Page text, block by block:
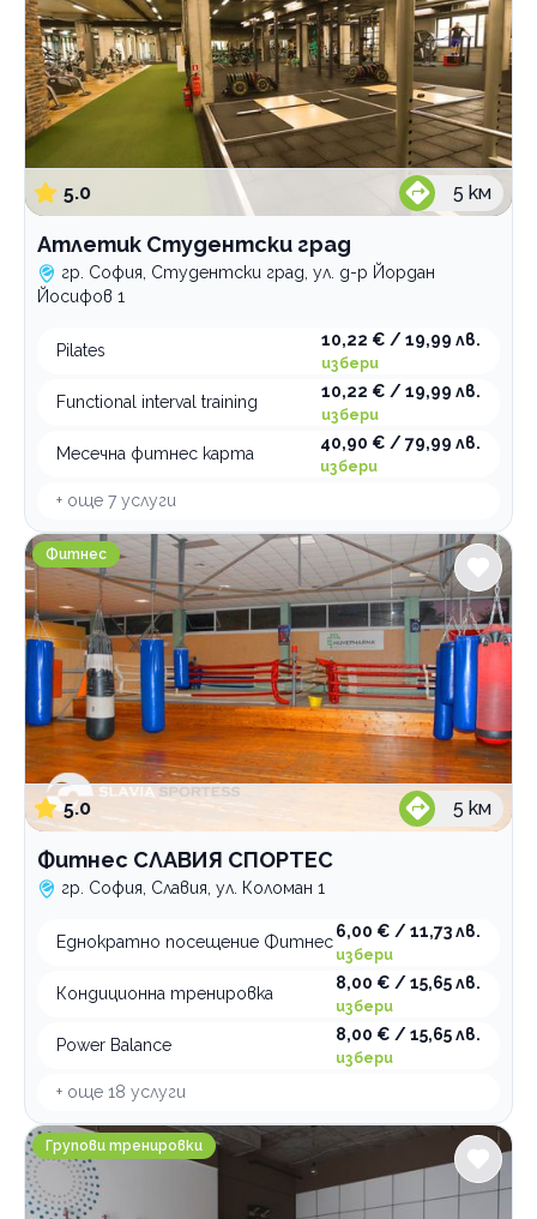
5.0 5 км
Атлетик Студентски град
гр. София, Студентски град, ул. д-р Йордан
Йосифов 1
Pilates
10,22 € / 19,99 лв.
избери
Functional interval training
10,22 € / 19,99 лв.
избери
Месечна фитнес карта
40,90 € / 79,99 лв.
избери
+ още 7 услуги
Фитнес СЛАВИЯ СПОРТЕС
Фитнес
5.0 5 км
Фитнес СЛАВИЯ СПОРТЕС
гр. София, Славия, ул. Коломан 1
Еднократно посещение Фитнес
6,00 € / 11,73 лв.
избери
Кондиционна тренировка
8,00 € / 15,65 лв.
избери
Power Balance
8,00 € / 15,65 лв.
избери
+ още 18 услуги
Yoga District Шазам
Групови тренировки